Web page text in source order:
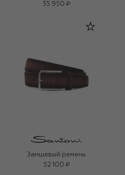
35 950 ₽
Замшевый ремень
52 100 ₽